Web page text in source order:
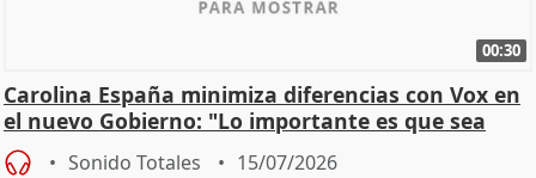
00:30
Carolina España minimiza diferencias con Vox en
el nuevo Gobierno: "Lo importante es que sea
una leg
Sonido Totales 15/07/2026